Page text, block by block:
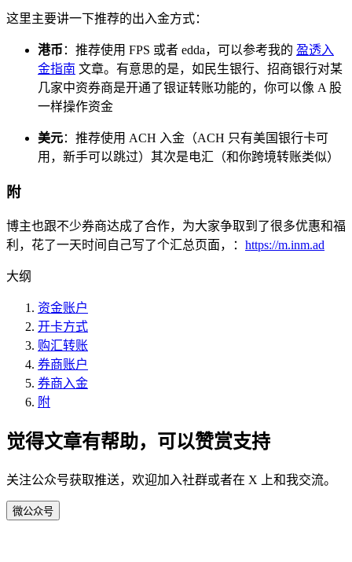
这里主要讲一下推荐的出入金方式：
港币 ：推荐使用 FPS 或者 edda，可以参考我的 盈透入
金指南 文章。有意思的是，如民生银行、招商银行对某
几家中资券商是开通了银证转账功能的，你可以像 A 股
一样操作资金
美元：推荐使用 ACH 入金（ACH 只有美国银行卡可
用，新手可以跳过）其次是电汇（和你跨境转账类似）
附
博主也跟不少券商达成了合作，为大家争取到了很多优惠和福
利，花了一天时间自己写了个汇总页面，： https://m.inm.ad
大纲
资金账户
开卡方式
购汇转账
券商账户
券商入金
附
觉得文章有帮助，可以赞赏支持
关注公众号获取推送，欢迎加入社群或者在 X 上和我交流。
微公众号